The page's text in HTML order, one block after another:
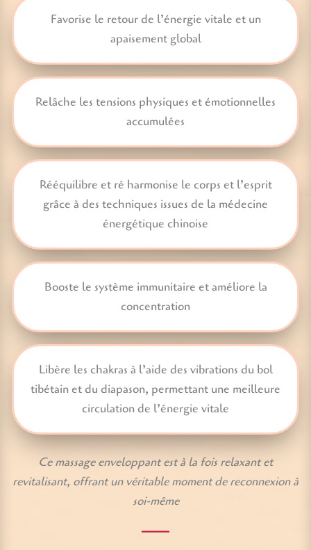
Favorise le retour de l’énergie vitale et un
apaisement global
Relâche les tensions physiques et émotionnelles
accumulées
Rééquilibre et ré harmonise le corps et l’esprit
grâce à des techniques issues de la médecine
énergétique chinoise
Booste le système immunitaire et améliore la
concentration
Libère les chakras à l’aide des vibrations du bol
tibétain et du diapason, permettant une meilleure
circulation de l’énergie vitale
Ce massage enveloppant est à la fois relaxant et
revitalisant, offrant un véritable moment de reconnexion à
soi-même